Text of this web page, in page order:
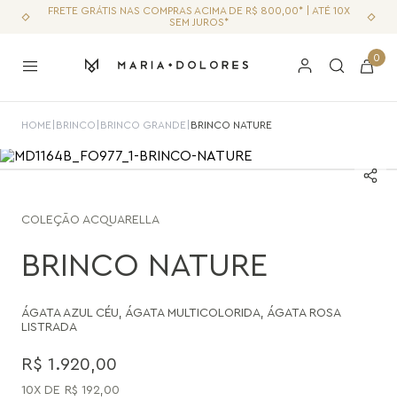
FRETE GRÁTIS NAS COMPRAS ACIMA DE R$ 800,00* | ATÉ 10X
SEM JUROS*
0
HOME BRINCO BRINCO GRANDE BRINCO NATURE
COLEÇÃO ACQUARELLA
BRINCO NATURE
ÁGATA AZUL CÉU ÁGATA MULTICOLORIDA ÁGATA ROSA
LISTRADA
R$ 1 .920 00
10 R$ 192 00